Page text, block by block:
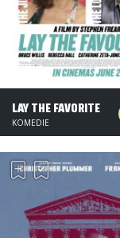
LAY THE FAVORITE
KOMEDIE